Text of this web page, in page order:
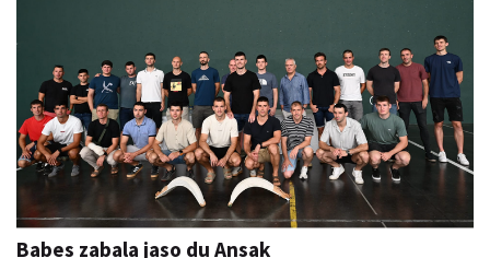
Babes zabala jaso du Ansak